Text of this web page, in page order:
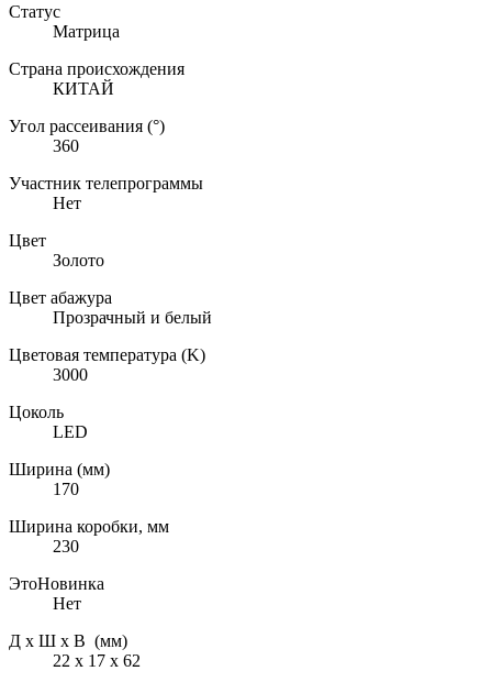
Статус
Матрица
Страна происхождения
КИТАЙ
Угол рассеивания (°)
360
Участник телепрограммы
Нет
Цвет
Золото
Цвет абажура
Прозрачный и белый
Цветовая температура (K)
3000
Цоколь
LED
Ширина (мм)
170
Ширина коробки, мм
230
ЭтоНовинка
Нет
Д х Ш х В (мм)
22 х 17 х 62